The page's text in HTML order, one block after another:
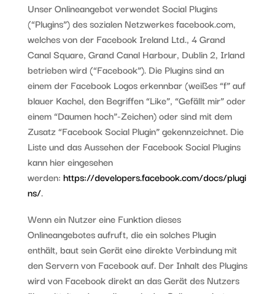
Unser Onlineangebot verwendet Social Plugins
(“Plugins”) des sozialen Netzwerkes facebook.com,
welches von der Facebook Ireland Ltd., 4 Grand
Canal Square, Grand Canal Harbour, Dublin 2, Irland
betrieben wird (“Facebook”). Die Plugins sind an
einem der Facebook Logos erkennbar (weißes “f” auf
blauer Kachel, den Begriffen “Like”, “Gefällt mir” oder
einem “Daumen hoch”-Zeichen) oder sind mit dem
Zusatz “Facebook Social Plugin” gekennzeichnet. Die
Liste und das Aussehen der Facebook Social Plugins
kann hier eingesehen
werden: https://developers.facebook.com/docs/plugi
ns/.
Wenn ein Nutzer eine Funktion dieses
Onlineangebotes aufruft, die ein solches Plugin
enthält, baut sein Gerät eine direkte Verbindung mit
den Servern von Facebook auf. Der Inhalt des Plugins
wird von Facebook direkt an das Gerät des Nutzers